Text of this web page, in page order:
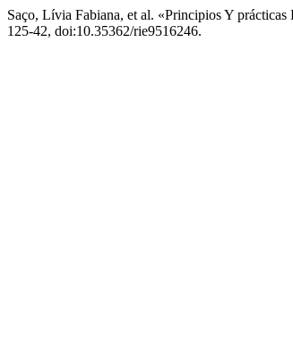
Saço, Lívia Fabiana, et al. «Principios Y
125-42, doi:10.35362/rie9516246.